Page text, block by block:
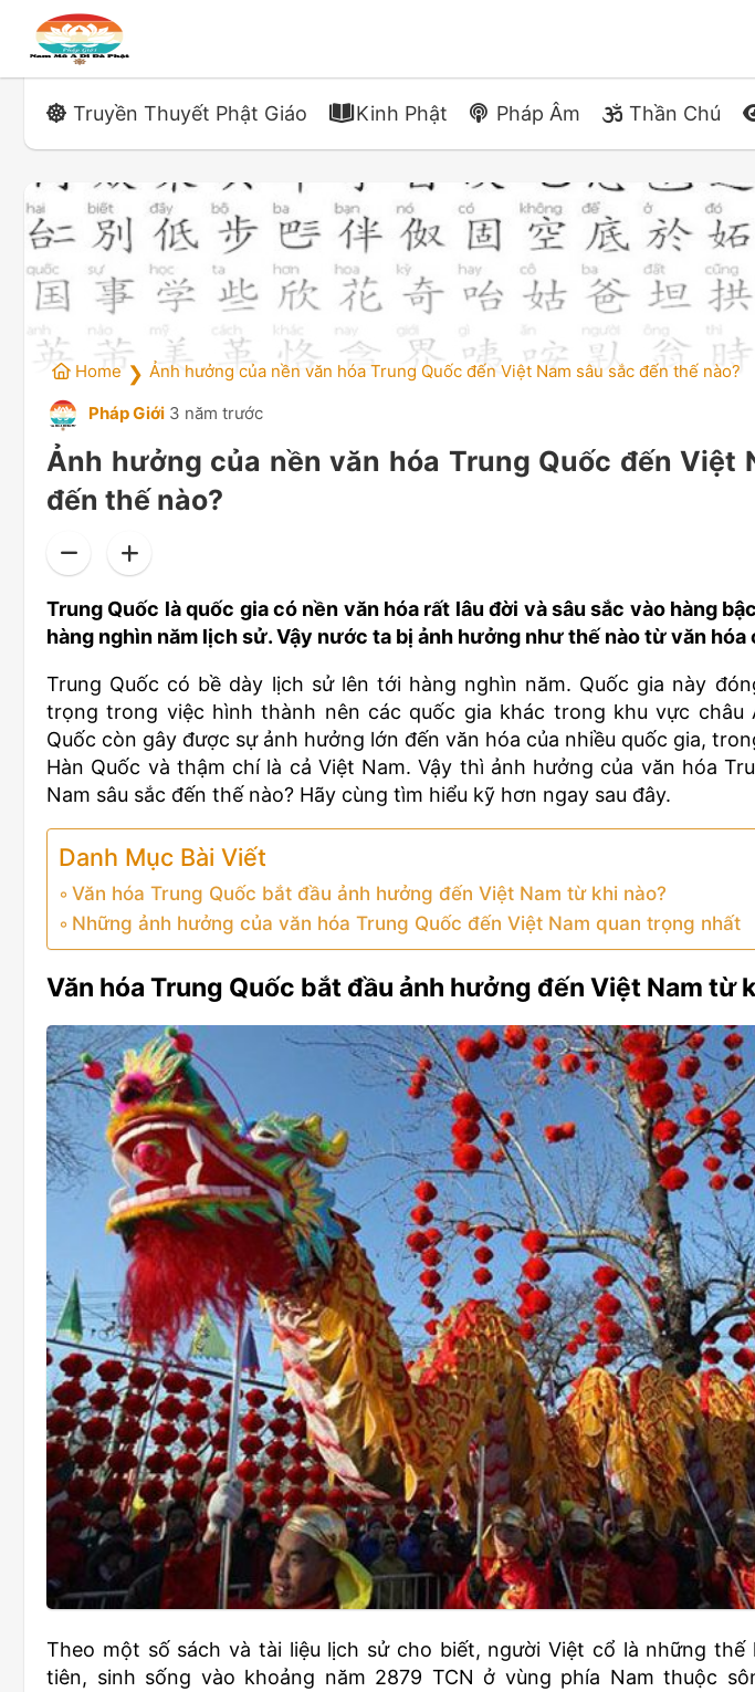
Truyền Thuyết Phật Giáo Kinh Phật Pháp Âm Thần Chú
Home ❯ Ảnh hưởng của nền văn hóa Trung Quốc đến Việt Nam sâu sắc đến thế nào?
Pháp Giới 3 năm trước
Ảnh hưởng của nền văn hóa Trung Quốc đến Việt
đến thế nào?
Trung Quốc là quốc gia có nền văn hóa rất lâu đời và sâu sắc vào hàng
hàng nghìn năm lịch sử. Vậy nước ta bị ảnh hưởng như thế nào từ văn hóa
Trung Quốc có bề dày lịch sử lên tới hàng nghìn năm. Quốc gia này
trọng trong việc hình thành nên các quốc gia khác trong khu vực châu
Quốc còn gây được sự ảnh hưởng lớn đến văn hóa của nhiều quốc gia,
Hàn Quốc và thậm chí là cả Việt Nam. Vậy thì ảnh hưởng của văn hóa
Nam sâu sắc đến thế nào? Hãy cùng tìm hiểu kỹ hơn ngay sau đây.
Danh Mục Bài Viết
Văn hóa Trung Quốc bắt đầu ảnh hưởng đến Việt Nam từ khi nào?
Những ảnh hưởng của văn hóa Trung Quốc đến Việt Nam quan trọng nhất
Văn hóa Trung Quốc bắt đầu ảnh hưởng đến Việt Nam từ
Theo một số sách và tài liệu lịch sử cho biết, người Việt cổ là những thế
tiên, sinh sống vào khoảng năm 2879 TCN ở vùng phía Nam thuộc